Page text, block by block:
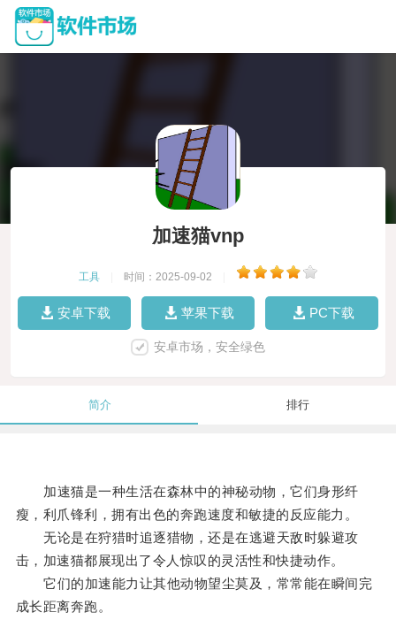
加速猫vnp
工具 时间：2025-09-02
安卓下载 苹果下载 PC下载
安卓市场，安全绿色
简介 排行
加速猫是一种生活在森林中的神秘动物，它们身形纤
瘦，利爪锋利，拥有出色的奔跑速度和敏捷的反应能力。
无论是在狩猎时追逐猎物，还是在逃避天敌时躲避攻
击，加速猫都展现出了令人惊叹的灵活性和快捷动作。
它们的加速能力让其他动物望尘莫及，常常能在瞬间完
成长距离奔跑。